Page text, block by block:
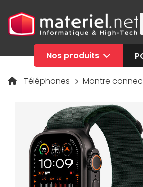
Nos produits
Téléphones Montre